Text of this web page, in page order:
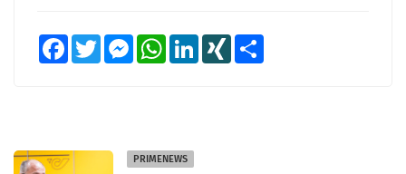
FacebookTwitter MessengerWhatsAppLinkedInXING
PRIMENEWS